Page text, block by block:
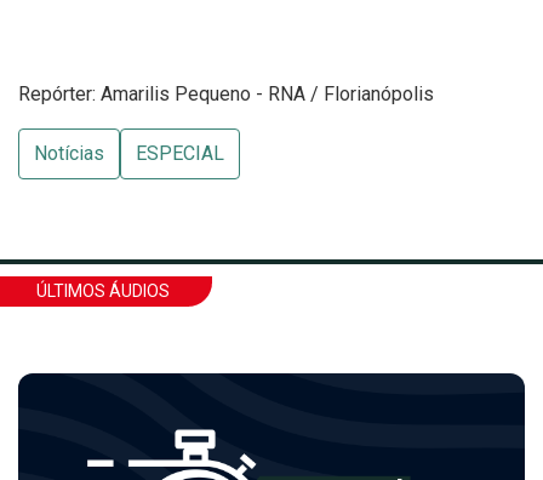
Repórter: Amarilis Pequeno - RNA / Florianópolis
Notícias ESPECIAL
ÚLTIMOS ÁUDIOS